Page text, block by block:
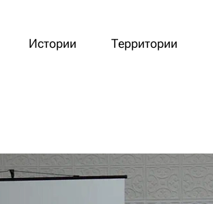
Истории Территории